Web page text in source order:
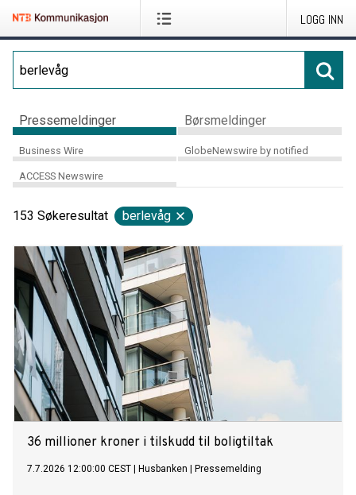
LOGG INN
Pressemeldinger Børsmeldinger
Business Wire GlobeNewswire by notified
ACCESS Newswire
153 Søkeresultat berlevåg
36 millioner kroner i tilskudd til boligtiltak
7.7.2026 12:00:00 CEST Husbanken Pressemelding